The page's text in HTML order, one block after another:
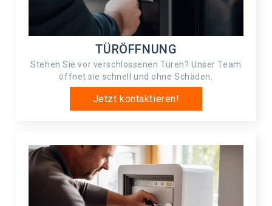
TÜRÖFFNUNG
Stehen Sie vor verschlossenen Türen? Unser Team
öffnet sie schnell und ohne Schäden.
Jetzt kontaktieren!